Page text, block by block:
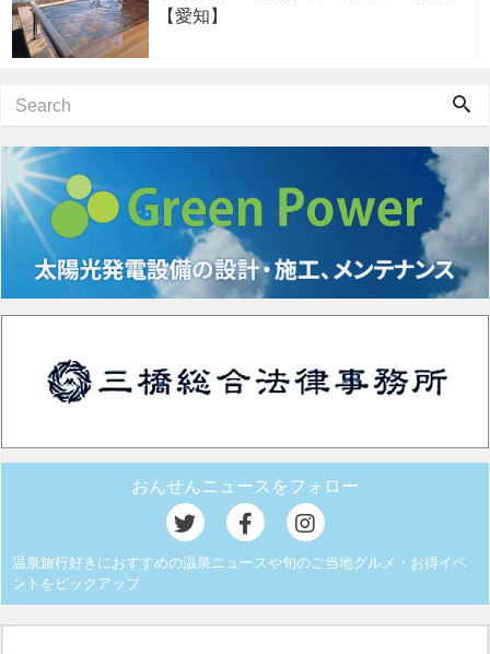
【愛知】
おんせんニュースをフォロー
温泉旅行好きにおすすめの温泉ニュースや旬のご当地グルメ・お得イベ
ントをピックアップ